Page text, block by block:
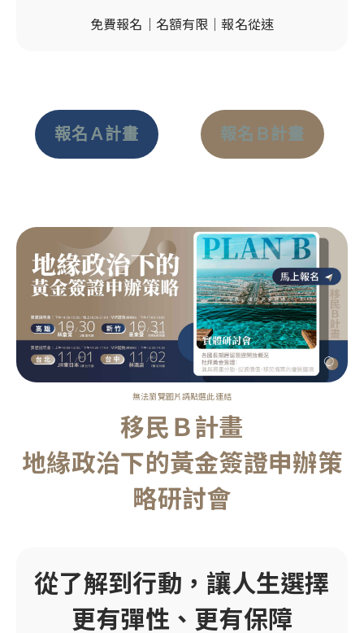
免費報名｜名額有限｜報名從速
報名Ａ計畫 報名Ｂ計畫
無法瀏覽圖片請點選此連結
移民Ｂ計畫
地緣政治下的黃金簽證申辦策
略研討會
從了解到行動，讓人生選擇
更有彈性、更有保障